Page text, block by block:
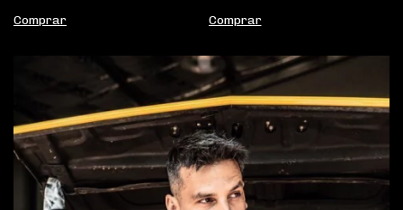
Comprar Comprar